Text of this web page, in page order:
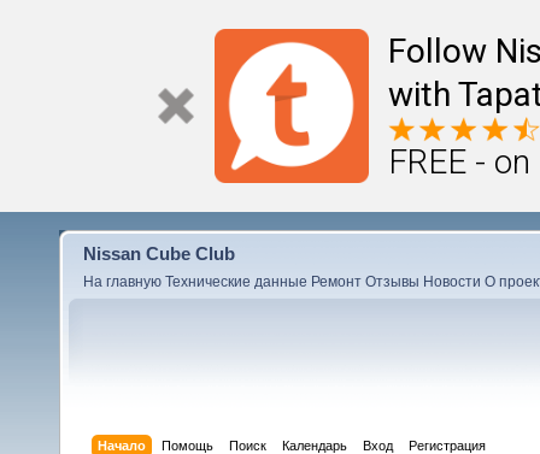
Follow
with
FREE -
Nissan Cube Club
На главную Технические данные Ремонт Отзывы Новости О
Начало Помощь Поиск Календарь Вход Регистрация